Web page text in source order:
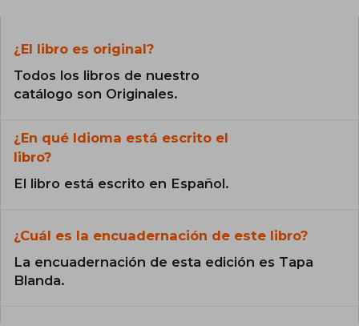
¿El libro es original?
Todos los libros de nuestro
catálogo son Originales.
¿En qué Idioma está escrito el
libro?
El libro está escrito en Español.
¿Cuál es la encuadernación de este libro?
La encuadernación de esta edición es Tapa
Blanda.